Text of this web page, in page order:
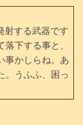
射する武器です
下する事と、
事かしらね。あ
。うふふ、困っ